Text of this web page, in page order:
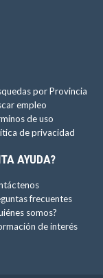
por Provincia
empleo
de uso
de privacidad
AYUDA?
frecuentes
somos?
de interés